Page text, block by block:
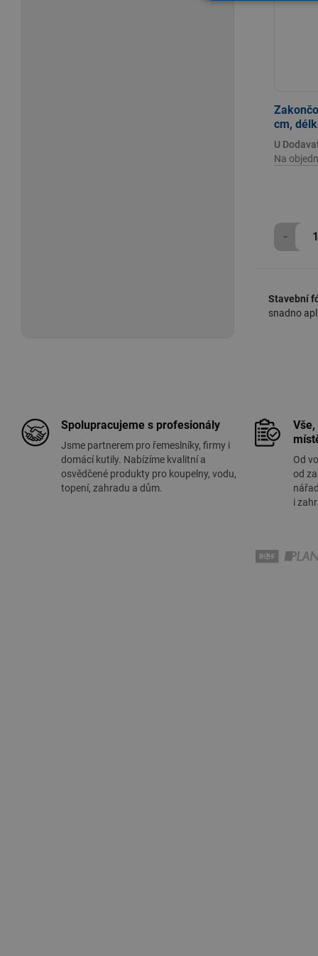
cm,
U
Na
-
Stavební
snadno
Spolupracujeme s profesionály
Jsme partnerem pro řemeslníky, firmy i
domácí kutily. Nabízíme kvalitní a
osvědčené produkty pro koupelny, vodu,
topení, zahradu a dům.
Od
od
i